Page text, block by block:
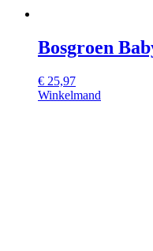
Bosgroen
€ 25,97
Winkelmand